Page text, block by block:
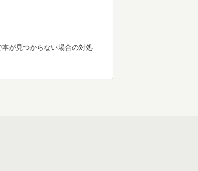
が見つからない場合の対処